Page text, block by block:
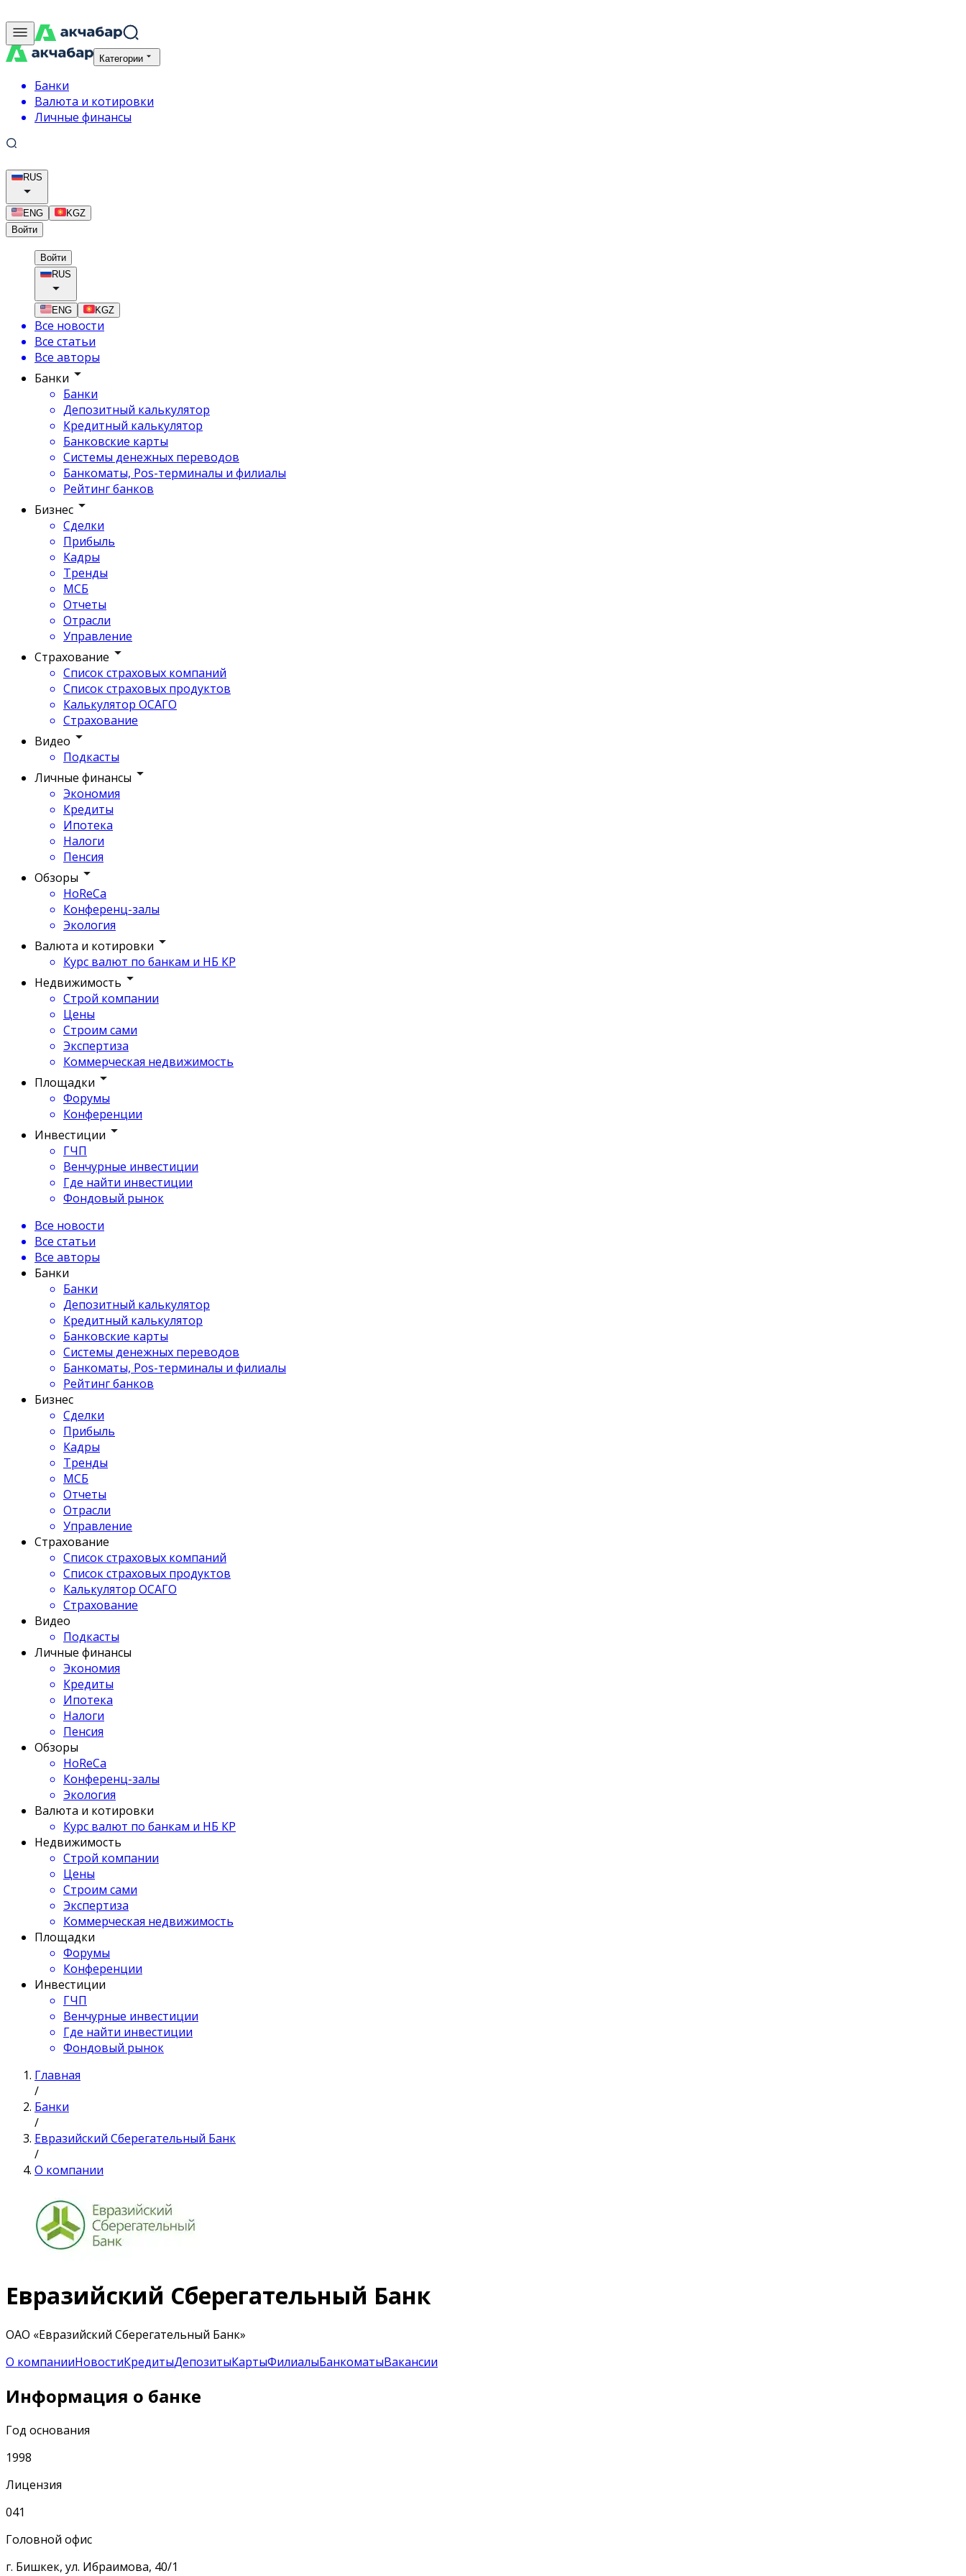
Категории
Банки
Валюта и котировки
Личные финансы
RUS
ENG
KGZ
Войти
Войти
RUS
ENG KGZ
Все новости
Все статьи
Все авторы
Банки
Банки
Депозитный калькулятор
Кредитный калькулятор
Банковские карты
Системы денежных переводов
Банкоматы, Pos-терминалы и филиалы
Рейтинг банков
Бизнес
Сделки
Прибыль
Кадры
Тренды
МСБ
Отчеты
Отрасли
Управление
Страхование
Список страховых компаний
Список страховых продуктов
Калькулятор ОСАГО
Страхование
Видео
Подкасты
Личные финансы
Экономия
Кредиты
Ипотека
Налоги
Пенсия
Обзоры
HoReCa
Конференц-залы
Экология
Валюта и котировки
Курс валют по банкам и НБ КР
Недвижимость
Строй компании
Цены
Строим сами
Экспертиза
Коммерческая недвижимость
Площадки
Форумы
Конференции
Инвестиции
ГЧП
Венчурные инвестиции
Где найти инвестиции
Фондовый рынок
Все новости
Все статьи
Все авторы
Банки
Банки
Депозитный калькулятор
Кредитный калькулятор
Банковские карты
Системы денежных переводов
Банкоматы, Pos-терминалы и филиалы
Рейтинг банков
Бизнес
Сделки
Прибыль
Кадры
Тренды
МСБ
Отчеты
Отрасли
Управление
Страхование
Список страховых компаний
Список страховых продуктов
Калькулятор ОСАГО
Страхование
Видео
Подкасты
Личные финансы
Экономия
Кредиты
Ипотека
Налоги
Пенсия
Обзоры
HoReCa
Конференц-залы
Экология
Валюта и котировки
Курс валют по банкам и НБ КР
Недвижимость
Строй компании
Цены
Строим сами
Экспертиза
Коммерческая недвижимость
Площадки
Форумы
Конференции
Инвестиции
ГЧП
Венчурные инвестиции
Где найти инвестиции
Фондовый рынок
Главная
/
Банки
/
Евразийский Сберегательный Банк
/
О компании
Евразийский Сберегательный Банк
ОАО «Евразийский Сберегательный Банк»
О компанииНовостиКредитыДепозитыКартыФилиалыБанкоматыВакансии
Информация о банке
Год основания
1998
Лицензия
041
Головной офис
г. Бишкек, ул. Ибраимова, 40/1